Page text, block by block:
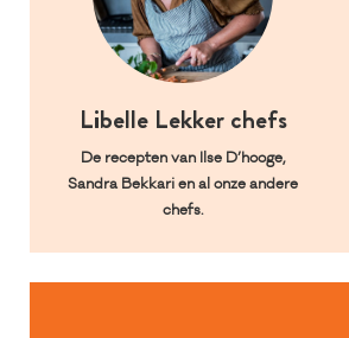
Libelle Lekker chefs
De recepten van Ilse D’hooge,
Sandra Bekkari en al onze andere
chefs.